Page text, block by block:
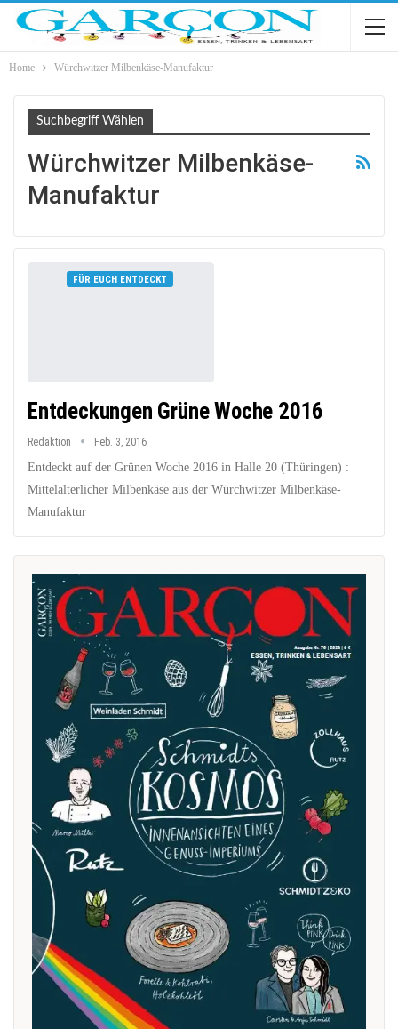
Home Würchwitzer Milbenkäse-Manufaktur
Suchbegriff Wählen
Würchwitzer Milbenkäse-
Manufaktur
FÜR EUCH ENTDECKT
Entdeckungen Grüne Woche 2016
Redaktion Feb. 3, 2016
Entdeckt auf der Grünen Woche 2016 in Halle 20 (Thüringen) :
Mittelalterlicher Milbenkäse aus der Würchwitzer Milbenkäse-
Manufaktur